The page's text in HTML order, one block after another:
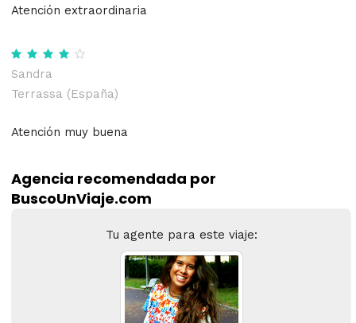
Atención extraordinaria
Sandra
Terrassa (España)
Atención muy buena
Agencia recomendada por
BuscoUnViaje.com
Tu agente para este viaje: